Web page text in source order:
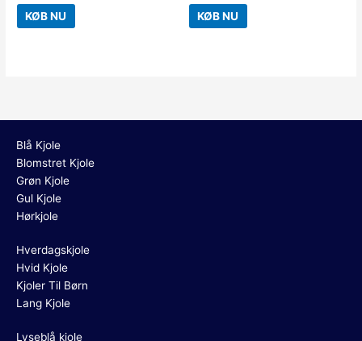
KØB NU KØB NU
Blå Kjole
Blomstret Kjole
Grøn Kjole
Gul Kjole
Hørkjole
Hverdagskjole
Hvid Kjole
Kjoler Til Børn
Lang Kjole
Lyseblå kjole